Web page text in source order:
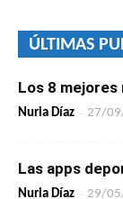
ÚLTIMAS
Los 8 mejores
Nuria Díaz - 27/
Las apps
Nuria Díaz - 29/